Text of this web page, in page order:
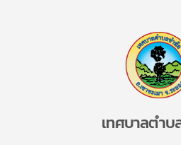
เทศบาลตำบ